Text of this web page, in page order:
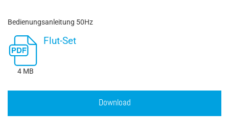
Bedienungsanleitung 50Hz
4 MB
Flut-Set
Download